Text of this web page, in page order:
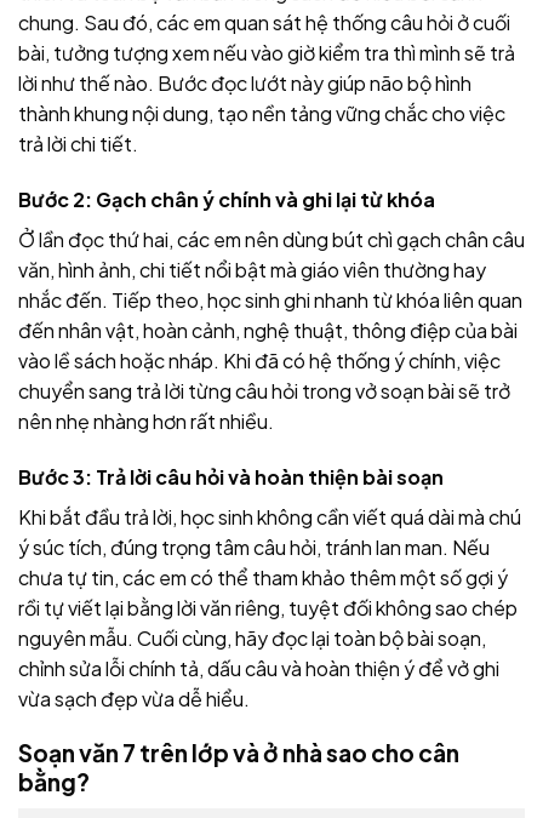
chung. Sau đó, các em quan sát hệ thống câu hỏi ở cuối
bài, tưởng tượng xem nếu vào giờ kiểm tra thì mình sẽ trả
lời như thế nào. Bước đọc lướt này giúp não bộ hình
thành khung nội dung, tạo nền tảng vững chắc cho việc
trả lời chi tiết.
Bước 2: Gạch chân ý chính và ghi lại từ khóa
Ở lần đọc thứ hai, các em nên dùng bút chì gạch chân câu
văn, hình ảnh, chi tiết nổi bật mà giáo viên thường hay
nhắc đến. Tiếp theo, học sinh ghi nhanh từ khóa liên quan
đến nhân vật, hoàn cảnh, nghệ thuật, thông điệp của bài
vào lề sách hoặc nháp. Khi đã có hệ thống ý chính, việc
chuyển sang trả lời từng câu hỏi trong vở soạn bài sẽ trở
nên nhẹ nhàng hơn rất nhiều.
Bước 3: Trả lời câu hỏi và hoàn thiện bài soạn
Khi bắt đầu trả lời, học sinh không cần viết quá dài mà chú
ý súc tích, đúng trọng tâm câu hỏi, tránh lan man. Nếu
chưa tự tin, các em có thể tham khảo thêm một số gợi ý
rồi tự viết lại bằng lời văn riêng, tuyệt đối không sao chép
nguyên mẫu. Cuối cùng, hãy đọc lại toàn bộ bài soạn,
chỉnh sửa lỗi chính tả, dấu câu và hoàn thiện ý để vở ghi
vừa sạch đẹp vừa dễ hiểu.
Soạn văn 7 trên lớp và ở nhà sao cho cân
bằng?